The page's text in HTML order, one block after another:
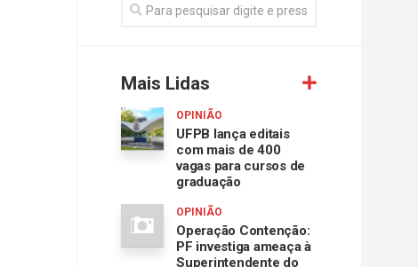
Mais Lidas
OPINIÃO
UFPB lança editais
com mais de 400
vagas para cursos de
graduação
OPINIÃO
Operação Contenção:
PF investiga ameaça à
Superintendente do